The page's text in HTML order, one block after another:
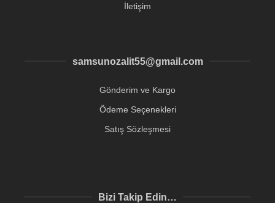
İletişim
samsunozalit55@gmail.com
Gönderim ve Kargo
Ödeme Seçenekleri
Satış Sözleşmesi
Bizi Takip Edin…